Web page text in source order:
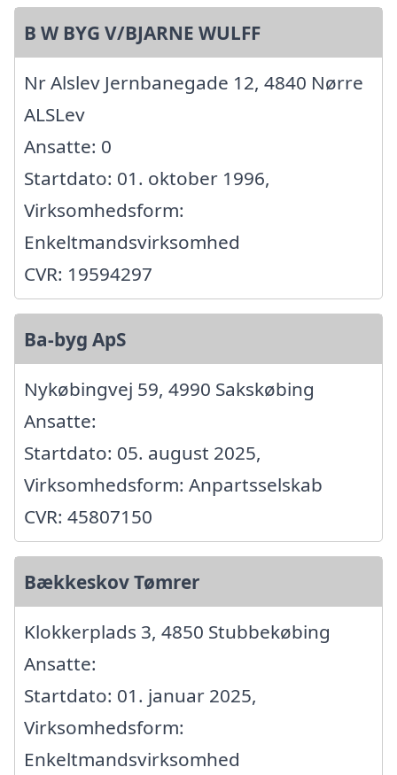
B W BYG V/BJARNE WULFF
Nr Alslev Jernbanegade 12, 4840 Nørre
ALSLev
Ansatte: 0
Startdato: 01. oktober 1996,
Virksomhedsform:
Enkeltmandsvirksomhed
CVR: 19594297
Ba-byg ApS
Nykøbingvej 59, 4990 Sakskøbing
Ansatte:
Startdato: 05. august 2025,
Virksomhedsform: Anpartsselskab
CVR: 45807150
Bækkeskov Tømrer
Klokkerplads 3, 4850 Stubbekøbing
Ansatte:
Startdato: 01. januar 2025,
Virksomhedsform:
Enkeltmandsvirksomhed